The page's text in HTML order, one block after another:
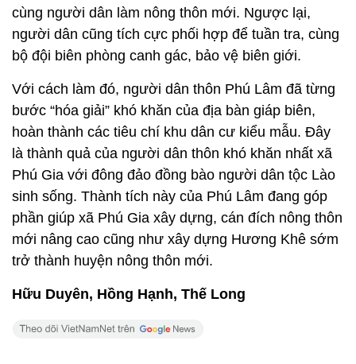
cùng người dân làm nông thôn mới. Ngược lại,
người dân cũng tích cực phối hợp để tuần tra, cùng
bộ đội biên phòng canh gác, bảo vệ biên giới.
Với cách làm đó, người dân thôn Phú Lâm đã từng
bước “hóa giải” khó khăn của địa bàn giáp biên,
hoàn thành các tiêu chí khu dân cư kiểu mẫu. Đây
là thành quả của người dân thôn khó khăn nhất xã
Phú Gia với đông đảo đồng bào người dân tộc Lào
sinh sống. Thành tích này của Phú Lâm đang góp
phần giúp xã Phú Gia xây dựng, cán đích nông thôn
mới nâng cao cũng như xây dựng Hương Khê sớm
trở thành huyện nông thôn mới.
Hữu Duyên, Hồng Hạnh, Thế Long